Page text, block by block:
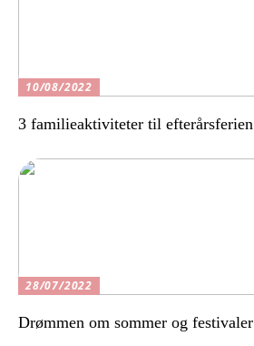
10/08/2022
3 familieaktiviteter til efterårsferien
28/07/2022
Drømmen om sommer og festivaler